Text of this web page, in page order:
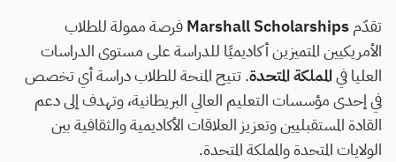
تقدّمMarshall Scholarshipsفرصة ممولة للطلاب
الأمريكيين المتميزين أكاديميًا للدراسة على مستوى الدراسات
العليا فيالمملكة المتحدة. تتيح المنحة للطلاب دراسة أي تخصص
في إحدى مؤسسات التعليم العالي البريطانية، وتهدف إلى دعم
القادة المستقبليين وتعزيز العلاقات الأكاديمية والثقافية بين
الولايات المتحدة والمملكة المتحدة.